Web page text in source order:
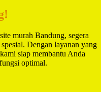
murah Bandung, segera
Dengan layanan yang
siap membantu Anda
optimal.